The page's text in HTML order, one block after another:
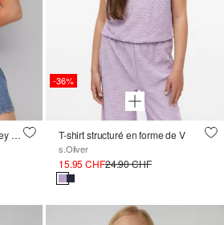
T-shirt sans manches en jersey avec fronces sur les côtés
-36%
T-shirt structuré en forme de V
s.Oliver
15.95 CHF24.90 CHF